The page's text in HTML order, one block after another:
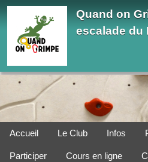
Quand on
escalade du
Accueil Le Club Infos
Participer Cours en ligne
Panneau de gestion des cookies